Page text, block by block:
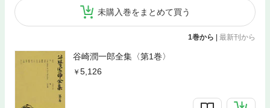
未購入巻をまとめて買う
1巻から | 最新刊から
谷崎潤一郎全集〈第1巻〉
5,126